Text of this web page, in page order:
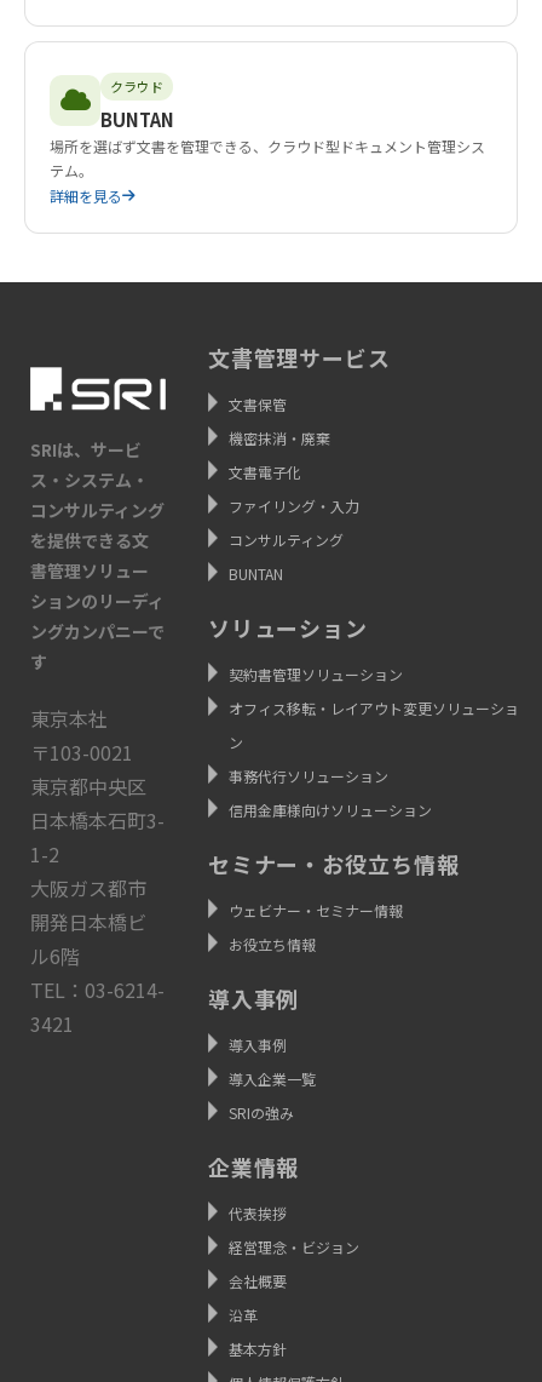
クラウド
BUNTAN
場所を選ばず文書を管理できる、クラウド型ドキュメント管理シス
テム。
詳細を見る
SRIは、サービ
ス・システム・
コンサルティング
を提供できる文
書管理ソリュー
ションのリーディ
ングカンパニーで
す
東京本社
〒103-0021
東京都中央区
日本橋本石町3-
1-2
大阪ガス都市
開発日本橋ビ
ル6階
TEL：03-6214-
3421
文書管理サービス
文書保管
機密抹消・廃棄
文書電子化
ファイリング・入力
コンサルティング
BUNTAN
ソリューション
契約書管理ソリューション
オフィス移転・レイアウト変更ソリューショ
ン
事務代行ソリューション
信用金庫様向けソリューション
セミナー・お役立ち情報
ウェビナー・セミナー情報
お役立ち情報
導入事例
導入事例
導入企業一覧
SRIの強み
企業情報
代表挨拶
経営理念・ビジョン
会社概要
沿革
基本方針